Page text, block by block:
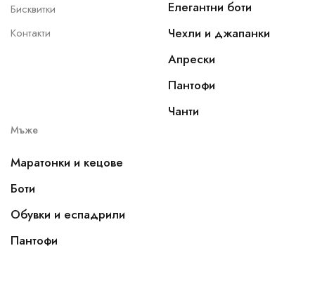
Бисквитки
Контакти
Елегантни боти
Чехли и джапанки
Апрески
Пантофи
Чанти
Мъже
Маратонки и кецове
Боти
Обувки и еспадрили
Пантофи